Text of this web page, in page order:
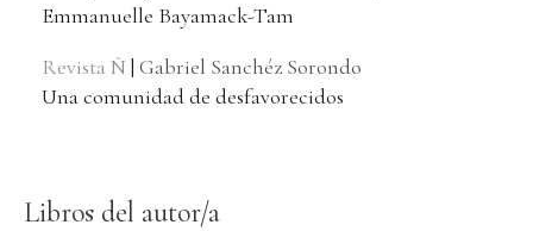
Emmanuelle Bayamack-Tam
Revista Ñ | Gabriel Sanchéz Sorondo
Una comunidad de desfavorecidos
Libros del autor/a